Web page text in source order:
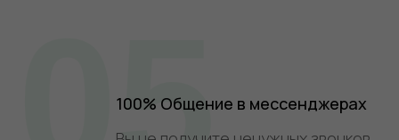
100% Общение в мессенджерах